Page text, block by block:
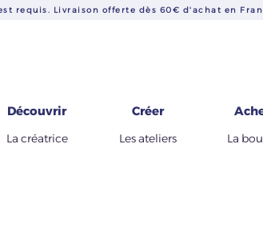
Découvrir Créer
La créatrice Les ateliers La
requis. Livraison offerte dès 60€ d'achat en